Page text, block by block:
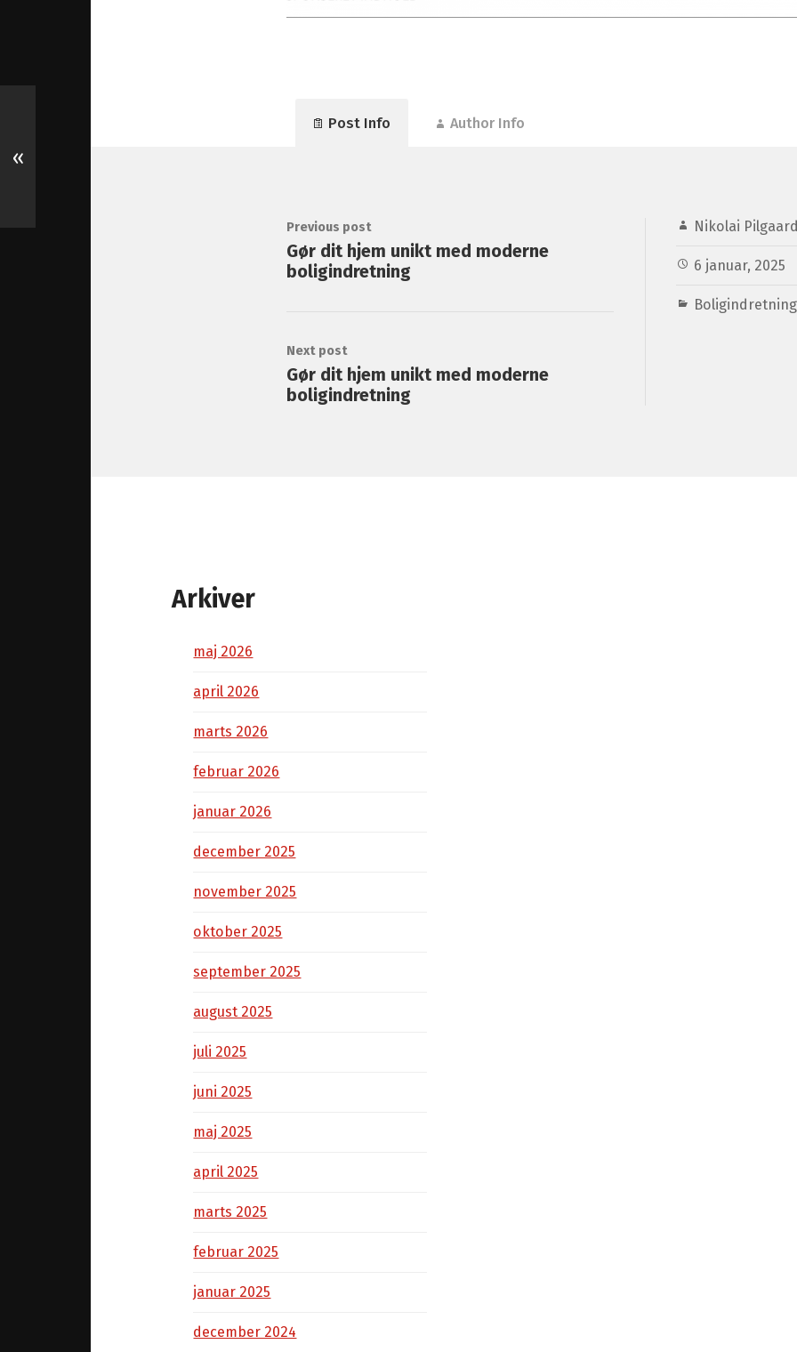
Post Info Author Info
Nikolai
6 januar, 2025
Boligindretning
Previous post
Gør dit hjem unikt med moderne
boligindretning
Next post
Gør dit hjem unikt med moderne
boligindretning
«
Arkiver
maj 2026
april 2026
marts 2026
februar 2026
januar 2026
december 2025
november 2025
oktober 2025
september 2025
august 2025
juli 2025
juni 2025
maj 2025
april 2025
marts 2025
februar 2025
januar 2025
december 2024